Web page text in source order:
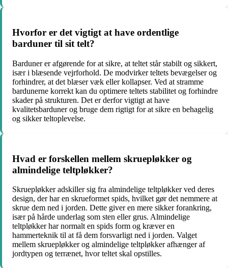
Hvorfor er det vigtigt at have ordentlige
barduner til sit telt?
Barduner er afgørende for at sikre, at teltet står stabilt og sikkert,
især i blæsende vejrforhold. De modvirker teltets bevægelser og
forhindrer, at det blæser væk eller kollapser. Ved at stramme
bardunerne korrekt kan du optimere teltets stabilitet og forhindre
skader på strukturen. Det er derfor vigtigt at have
kvalitetsbarduner og bruge dem rigtigt for at sikre en behagelig
og sikker teltoplevelse.
Hvad er forskellen mellem skruepløkker og
almindelige teltpløkker?
Skruepløkker adskiller sig fra almindelige teltpløkker ved deres
design, der har en skrueformet spids, hvilket gør det nemmere at
skrue dem ned i jorden. Dette giver en mere sikker forankring,
især på hårde underlag som sten eller grus. Almindelige
teltpløkker har normalt en spids form og kræver en
hammerteknik til at få dem forsvarligt ned i jorden. Valget
mellem skruepløkker og almindelige teltpløkker afhænger af
jordtypen og terrænet, hvor teltet skal opstilles.